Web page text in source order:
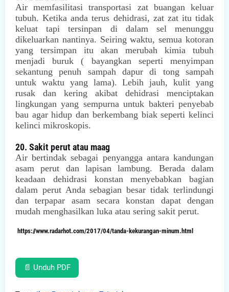
Air memfasilitasi transportasi zat buangan keluar
tubuh. Ketika anda terus dehidrasi, zat zat itu tidak
keluat tapi tersinpan di dalam sel menunggu
dikeluarkan nantinya. Seiring waktu, semua kotoran
yang tersimpan itu akan merubah kimia tubuh
menjadi buruk ( bayangkan seperti menyimpan
sekantung penuh sampah dapur di tong sampah
untuk waktu yang lama). Lebih jauh, kulit yang
rusak dan kering akibat dehidrasi menciptakan
lingkungan yang sempurna untuk bakteri penyebab
bau agar hidup dan berkembang biak seperti kelinci
kelinci mikroskopis.
20. Sakit perut atau maag
Air bertindak sebagai penyangga antara kandungan
asam perut dan lapisan lambung. Berada dalam
keadaan dehidrasi konstan menyebabkan bagian
dalam perut Anda sebagian besar tidak terlindungi
dan terpapar asam secara konstan dapat dengan
mudah menghasilkan luka atau sering sakit perut.
https://www.radarhot.com/2017/04/tanda-kekurangan-minum.html
📄 Unduh PDF